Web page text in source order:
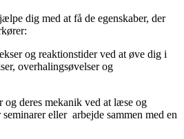
dig med at få de egenskaber, der
og reaktionstider ved at øve dig i
overhalingsøvelser og
og deres mekanik ved at læse og
eller arbejde sammen med en